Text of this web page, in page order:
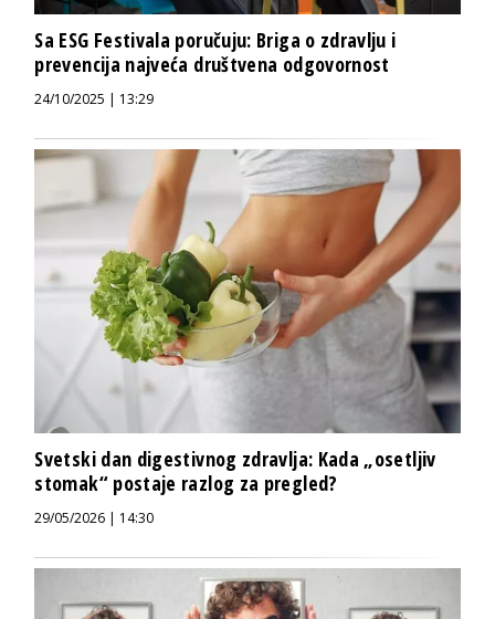
Sa ESG Festivala poručuju: Briga o zdravlju i
prevencija najveća društvena odgovornost
24/10/2025 | 13:29
Svetski dan digestivnog zdravlja: Kada „osetljiv
stomak“ postaje razlog za pregled?
29/05/2026 | 14:30